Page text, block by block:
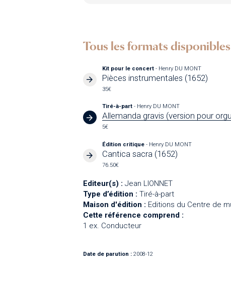
Tous les formats disponibles
Kit pour le concert- Henry DU MONT
Pièces instrumentales (1652)
35€
Tiré-à-part- Henry DU MONT
Allemanda gravis (version pour
5€
Édition critique- Henry DU MONT
Cantica sacra (1652)
76.50€
Editeur(s) : Jean LIONNET
Type d’édition : Tiré-à-part
Maison d'édition : Editions du Centre de
Cette référence comprend :
1 ex. Conducteur
Date de parution : 2008-12